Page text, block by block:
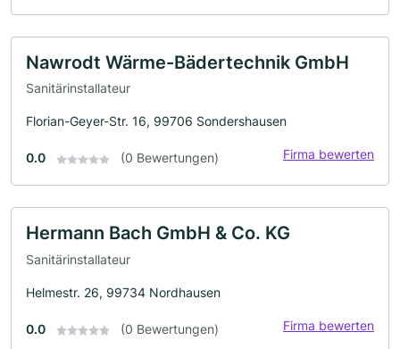
Nawrodt Wärme-Bädertechnik GmbH
Sanitärinstallateur
Florian-Geyer-Str. 16, 99706 Sondershausen
0.0 (0 Bewertungen) Firma bewerten
Hermann Bach GmbH & Co. KG
Sanitärinstallateur
Helmestr. 26, 99734 Nordhausen
0.0 (0 Bewertungen) Firma bewerten